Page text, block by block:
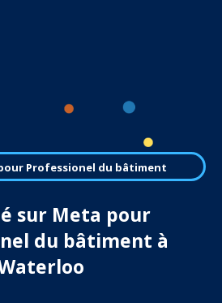
Professionel du bâtiment
sur Meta pour
du bâtiment à